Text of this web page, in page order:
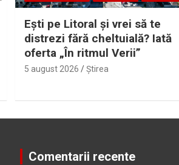
Eşti pe Litoral şi vrei să te
distrezi fără cheltuială? Iată
oferta „În ritmul Verii”
5 august 2026 Ştirea
Comentarii recente